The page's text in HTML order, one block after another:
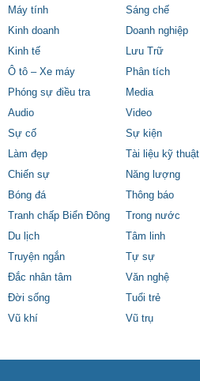
Máy tính
Sáng chế
Kinh doanh
Doanh nghiệp
Kinh tế
Lưu Trữ
Ô tô – Xe máy
Phân tích
Phóng sự điều tra
Media
Audio
Video
Sự cố
Sự kiện
Làm đẹp
Tài liệu kỹ thuật
Chiến sự
Năng lượng
Bóng đá
Thông báo
Tranh chấp Biển Đông
Trong nước
Du lịch
Tâm linh
Truyện ngắn
Tự sự
Đắc nhân tâm
Văn nghệ
Đời sống
Tuổi trẻ
Vũ khí
Vũ trụ